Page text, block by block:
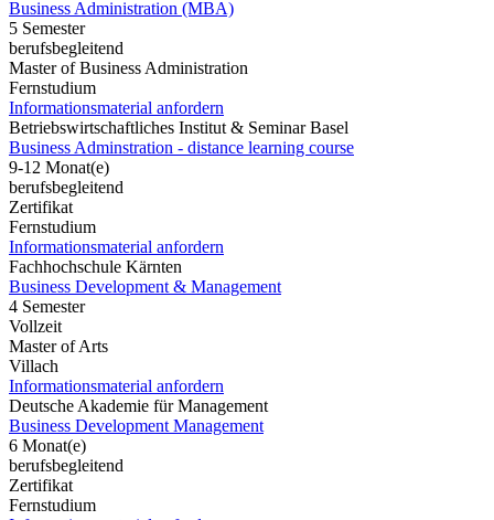
Business Administration (MBA)
5 Semester
berufsbegleitend
Master of Business Administration
Fernstudium
Informationsmaterial anfordern
Betriebswirtschaftliches Institut & Seminar Basel
Business Adminstration - distance learning course
9-12 Monat(e)
berufsbegleitend
Zertifikat
Fernstudium
Informationsmaterial anfordern
Fachhochschule Kärnten
Business Development & Management
4 Semester
Vollzeit
Master of Arts
Villach
Informationsmaterial anfordern
Deutsche Akademie für Management
Business Development Management
6 Monat(e)
berufsbegleitend
Zertifikat
Fernstudium